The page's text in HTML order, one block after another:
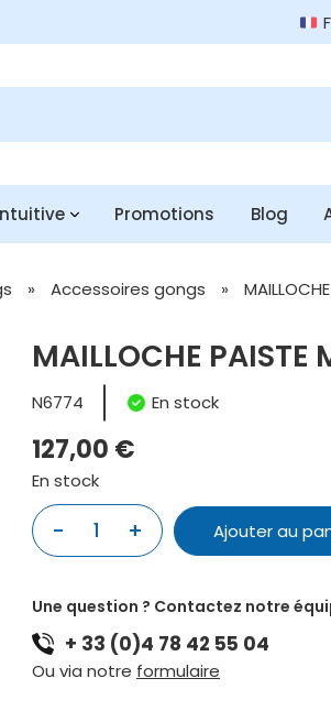
Promotions Blog
» Accessoires gongs »
MAILLOCHE PAISTE
N6774 En stock
127,00 €
En stock
-
quantité
MAILLOCHE
PAISTE
M3
1 + Ajouter au
Une question ? Contactez notre
+ 33 (0)4 78 42 55 04
Ou via notre formulaire